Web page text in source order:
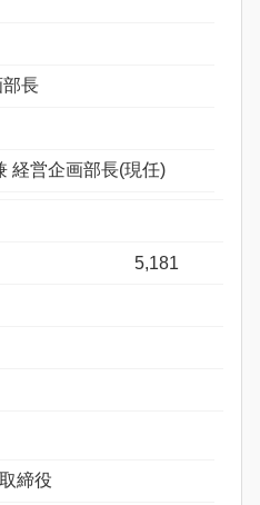
部長
経営企画部長(現任)
5,181
締役